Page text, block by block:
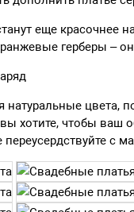
еще красочнее
герберы –
цвета,
вы хотите, чтобы
с